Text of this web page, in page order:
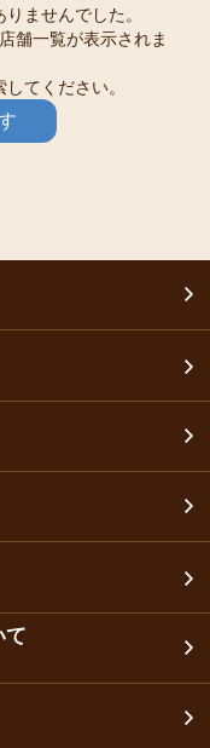
ませんでした。
舗一覧が表示されま
てください。
て